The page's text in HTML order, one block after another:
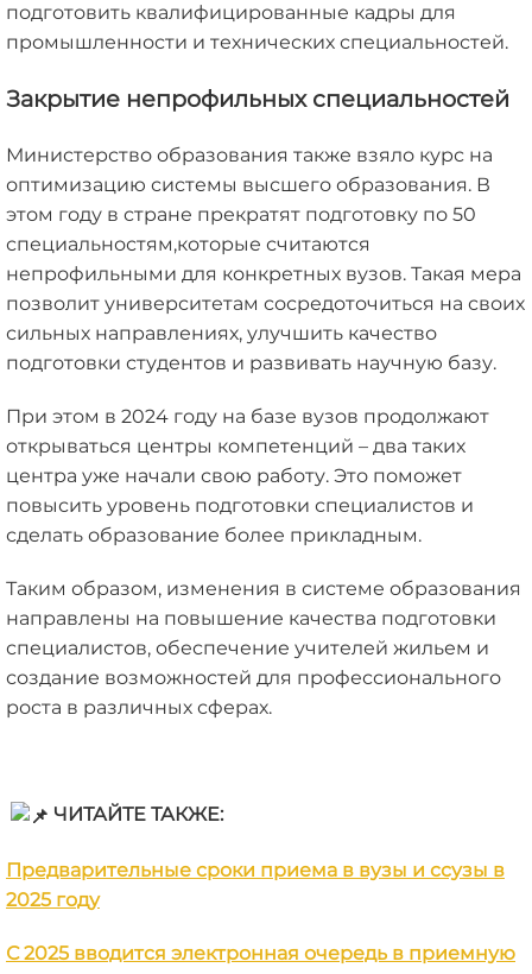
подготовить квалифицированные кадры для
промышленности и технических специальностей.
Закрытие непрофильных специальностей
Министерство образования также взяло курс на
оптимизацию системы высшего образования. В
этом году в стране прекратят подготовку по 50
специальностям,которые считаются
непрофильными для конкретных вузов. Такая мера
позволит университетам сосредоточиться на своих
сильных направлениях, улучшить качество
подготовки студентов и развивать научную базу.
При этом в 2024 году на базе вузов продолжают
открываться центры компетенций – два таких
центра уже начали свою работу. Это поможет
повысить уровень подготовки специалистов и
сделать образование более прикладным.
Таким образом, изменения в системе образования
направлены на повышение качества подготовки
специалистов, обеспечение учителей жильем и
создание возможностей для профессионального
роста в различных сферах.
ЧИТАЙТЕ ТАКЖЕ:
Предварительные сроки приема в вузы и ссузы в
2025 году
С 2025 вводится электронная очередь в приемную